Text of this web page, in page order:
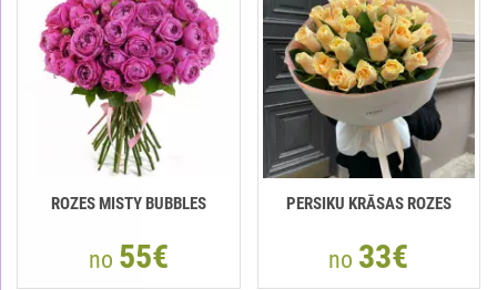
ROZES MISTY BUBBLES
no 55€
РERSIKU KRĀSAS ROZES
no 33€